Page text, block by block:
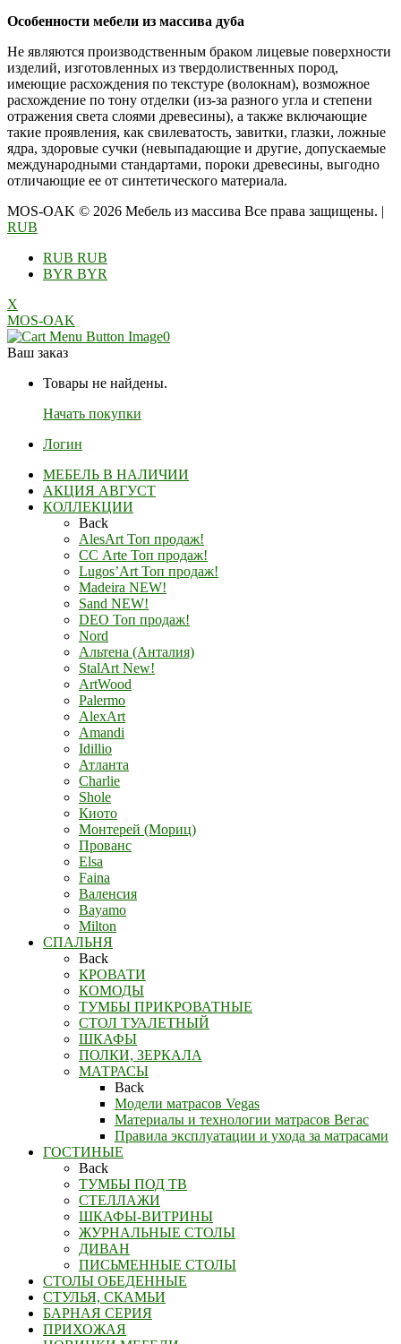
Особенности мебели из массива дуба
Не являются производственным браком лицевые поверхности
изделий, изготовленных из твердолиственных пород,
имеющие расхождения по текстуре (волокнам), возможное
расхождение по тону отделки (из-за разного угла и степени
отражения света слоями древесины), а также включающие
такие проявления, как свилеватость, завитки, глазки, ложные
ядра, здоровые сучки (невыпадающие и другие, допускаемые
международными стандартами, пороки древесины, выгодно
отличающие ее от синтетического материала.
MOS-OAK © 2026 Мебель из массива Все права защищены. |
RUB
RUB RUB
BYR BYR
X
MOS-OAK
0
Ваш заказ
Товары не найдены.
Начать покупки
Логин
МЕБЕЛЬ В НАЛИЧИИ
АКЦИЯ АВГУСТ
КОЛЛЕКЦИИ
Back
AlesArt Топ продаж!
СС Arte Топ продаж!
Lugos’Art Топ продаж!
Madeira NEW!
Sand NEW!
DEO Топ продаж!
Nord
Альтена (Анталия)
StalArt New!
ArtWood
Palermo
AlexArt
Amandi
Idillio
Атланта
Charlie
Shole
Киото
Монтерей (Мориц)
Прованс
Elsa
Faina
Валенсия
Bayamo
Milton
СПАЛЬНЯ
Back
КРОВАТИ
КОМОДЫ
ТУМБЫ ПРИКРОВАТНЫЕ
СТОЛ ТУАЛЕТНЫЙ
ШКАФЫ
ПОЛКИ, ЗЕРКАЛА
МАТРАСЫ
Back
Модели матрасов Vegas
Материалы и технологии матрасов Вегас
Правила эксплуатации и ухода за матрасами
ГОСТИНЫЕ
Back
ТУМБЫ ПОД ТВ
СТЕЛЛАЖИ
ШКАФЫ-ВИТРИНЫ
ЖУРНАЛЬНЫЕ СТОЛЫ
ДИВАН
ПИСЬМЕННЫЕ СТОЛЫ
СТОЛЫ ОБЕДЕННЫЕ
СТУЛЬЯ, СКАМЬИ
БАРНАЯ СЕРИЯ
ПРИХОЖАЯ